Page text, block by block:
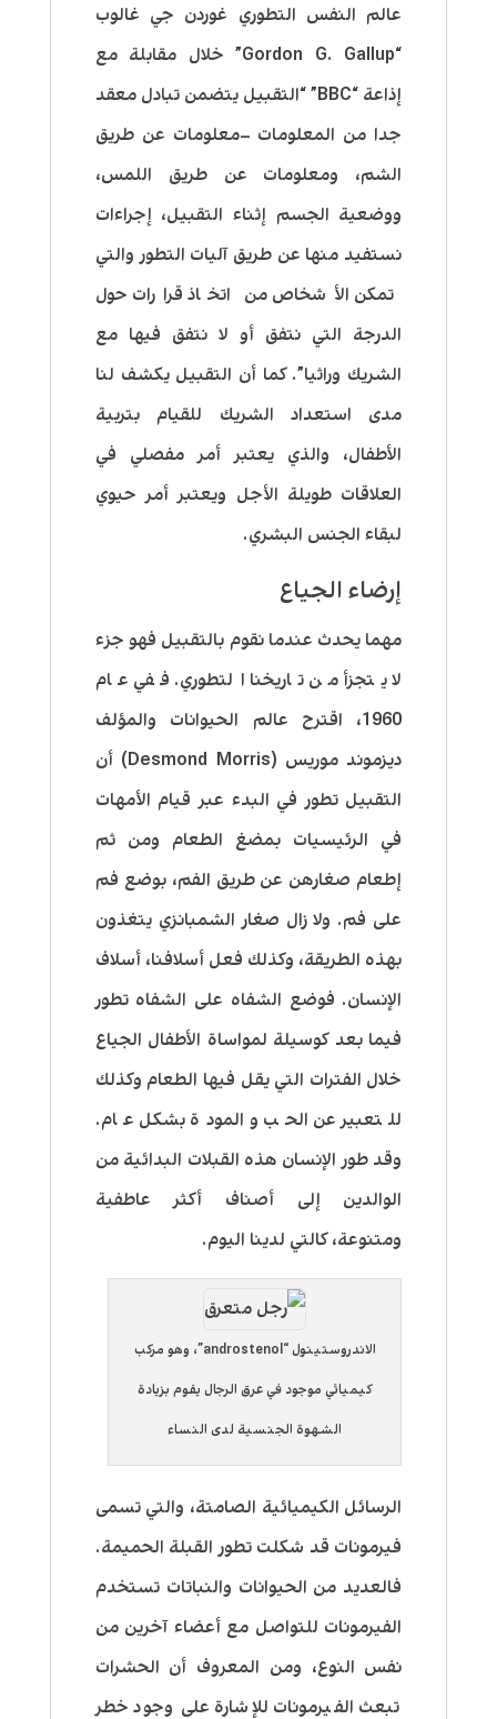
عالم النفس التطوري غوردن جي غالوب
“Gordon G. Gallup” خلال مقابلة مع
إذاعة “BBC” “التقبيل يتضمن تبادل معقد
جدا من المعلومات –معلومات عن طريق
الشم، ومعلومات عن طريق اللمس،
ووضعية الجسم إثناء التقبيل، إجراءات
نستفيد منها عن طريق آليات التطور والتي
تمكن الأشخاص من اتخاذ قرارات حول
الدرجة التي نتفق أو لا نتفق فيها مع
الشريك وراثيا”. كما أن التقبيل يكشف لنا
مدى استعداد الشريك للقيام بتربية
الأطفال، والذي يعتبر أمر مفصلي في
العلاقات طويلة الأجل ويعتبر أمر حيوي
لبقاء الجنس البشري.
إرضاء الجياع
مهما يحدث عندما نقوم بالتقبيل فهو جزء
لا يتجزأ من تاريخنا التطوري. ففي عام
1960، اقترح عالم الحيوانات والمؤلف
ديزموند موريس (Desmond Morris) أن
التقبيل تطور في البدء عبر قيام الأمهات
في الرئيسيات بمضغ الطعام ومن ثم
إطعام صغارهن عن طريق الفم، بوضع فم
على فم. ولا زال صغار الشمبانزي يتغذون
بهذه الطريقة، وكذلك فعل أسلافنا، أسلاف
الإنسان. فوضع الشفاه على الشفاه تطور
فيما بعد كوسيلة لمواساة الأطفال الجياع
خلال الفترات التي يقل فيها الطعام وكذلك
للتعبير عن الحب والمودة بشكل عام.
وقد طور الإنسان هذه القبلات البدائية من
الوالدين إلى أصناف أكثر عاطفية
ومتنوعة، كالتي لدينا اليوم.
الاندروستينول “androstenol”، وهو مركب
كيميائي موجود في عرق الرجال يقوم بزيادة
الشهوة الجنسية لدى النساء
الرسائل الكيميائية الصامتة، والتي تسمى
فيرمونات قد شكلت تطور القبلة الحميمة.
فالعديد من الحيوانات والنباتات تستخدم
الفيرمونات للتواصل مع أعضاء آخرين من
نفس النوع، ومن المعروف أن الحشرات
تبعث الفيرمونات للإشارة على وجود خطر